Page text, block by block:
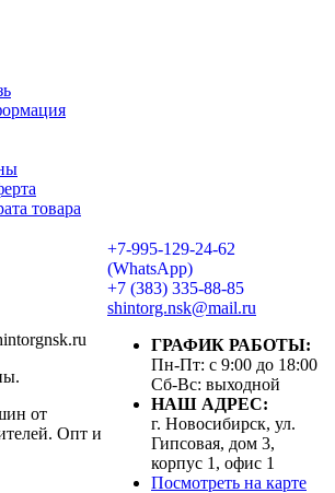
товара
от
Опт и
+7-995-129-24-62
(WhatsApp)
+7 (383) 335-88-85
shintorg.nsk@mail.ru
ГРАФИК РАБОТЫ:
Пн-Пт: с 9:00 до 18:00
Сб-Вс: выходной
НАШ АДРЕС:
г. Новосибирск, ул.
Гипсовая, дом 3,
корпус 1, офис 1
Посмотреть на карте